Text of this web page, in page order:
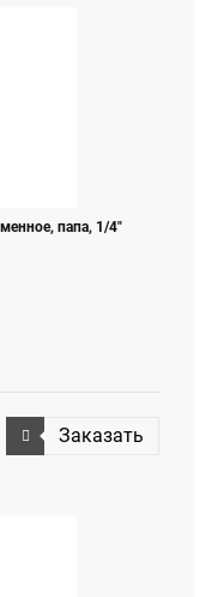
папа, 1/4"
Заказать